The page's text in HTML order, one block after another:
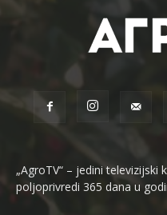
„AgroTV“ – jedini televizijski
poljoprivredi 365 dana u